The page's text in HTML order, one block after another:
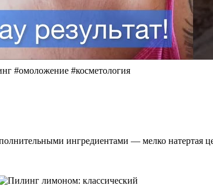
#омоложение #косметология
ингредиентами — мелко натертая